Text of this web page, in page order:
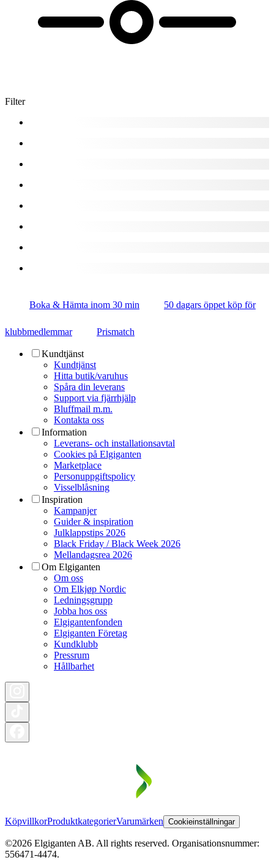
Filter
Boka & Hämta inom 30 min 50 dagars öppet köp för
klubbmedlemmar Prismatch
Kundtjänst
Kundtjänst
Hitta butik/varuhus
Spåra din leverans
Support via fjärrhjälp
Bluffmail m.m.
Kontakta oss
Information
Leverans- och installationsavtal
Cookies på Elgiganten
Marketplace
Personuppgiftspolicy
Visselblåsning
Inspiration
Kampanjer
Guider & inspiration
Julklappstips 2026
Black Friday / Black Week 2026
Mellandagsrea 2026
Om Elgiganten
Om oss
Om Elkjøp Nordic
Ledningsgrupp
Jobba hos oss
Elgigantenfonden
Elgiganten Företag
Kundklubb
Pressrum
Hållbarhet
KöpvillkorProduktkategorierVarumärken Cookieinställningar
©2026 Elgiganten AB. All rights reserved. Organisationsnummer:
556471-4474.